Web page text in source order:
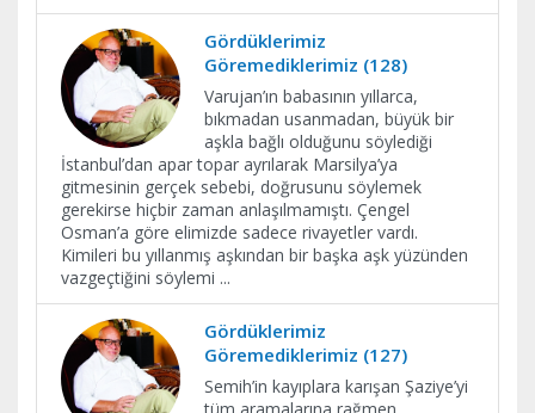
Gördüklerimiz
Göremediklerimiz (128)
Varujan’ın babasının yıllarca,
bıkmadan usanmadan, büyük bir
aşkla bağlı olduğunu söylediği
İstanbul’dan apar topar ayrılarak Marsilya’ya
gitmesinin gerçek sebebi, doğrusunu söylemek
gerekirse hiçbir zaman anlaşılmamıştı. Çengel
Osman’a göre elimizde sadece rivayetler vardı.
Kimileri bu yıllanmış aşkından bir başka aşk yüzünden
vazgeçtiğini söylemi ...
Gördüklerimiz
Göremediklerimiz (127)
Semih’in kayıplara karışan Şaziye’yi